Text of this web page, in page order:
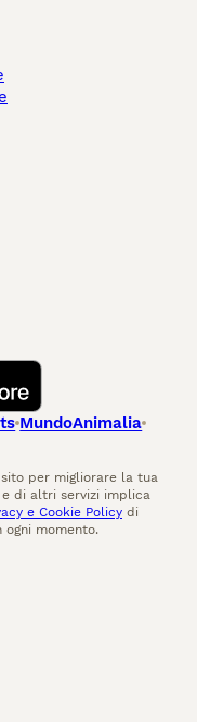
MundoAnimalia
per migliorare la tua
di altri servizi implica
e Cookie Policy di
ogni momento.